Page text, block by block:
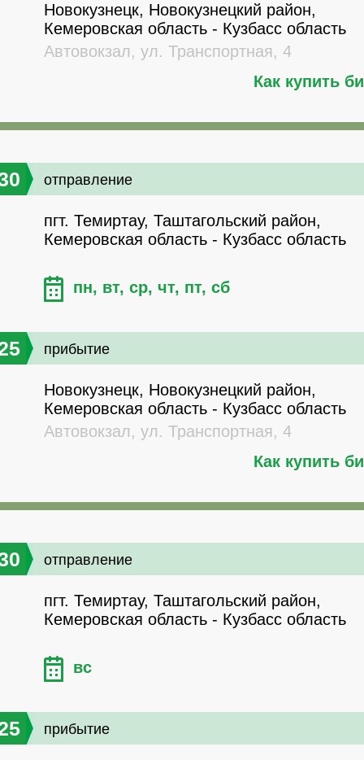
Новокузнецк, Новокузнецкий район,
Кемеровская область - Кузбасс область
Автовокзал, ул. Транспортная, 4
Как купить
отправление
пгт. Темиртау, Таштагольский район,
Кемеровская область - Кузбасс область
пн, вт, ср, чт, пт, сб
прибытие
Новокузнецк, Новокузнецкий район,
Кемеровская область - Кузбасс область
Автовокзал, ул. Транспортная, 4
Как купить
отправление
пгт. Темиртау, Таштагольский район,
Кемеровская область - Кузбасс область
вс
прибытие